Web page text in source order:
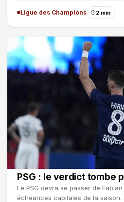
Ligue des Champions 2 min
PSG : le verdict tombe
Le PSG devra se passer de
échéances capitales de la saison.